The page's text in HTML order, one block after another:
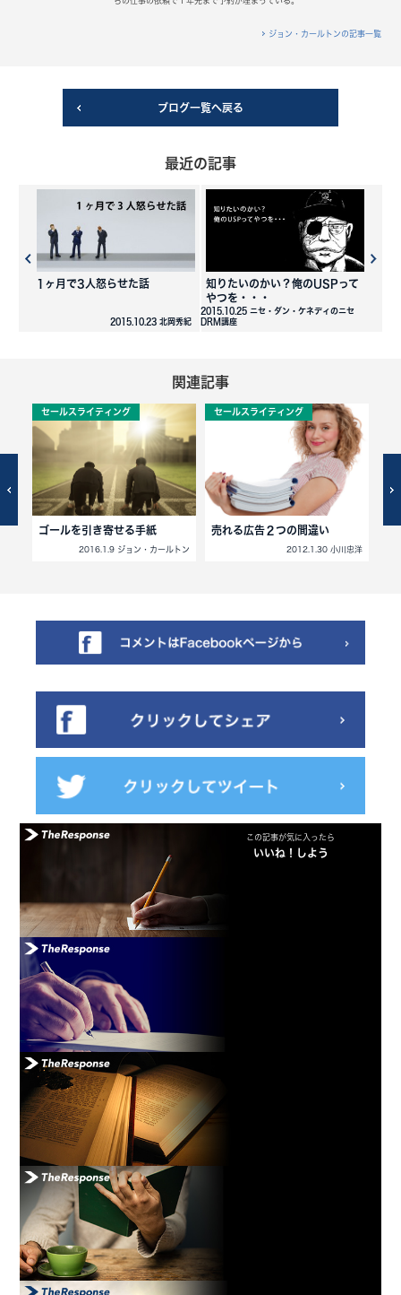
ジョン・カールトンの記事一覧
ブログ一覧へ戻る
最近の記事
1ヶ月で3人怒らせた話
2015.10.23 北岡秀紀
知りたいのかい？俺のUSPって
やつを・・・
2015.10.25 ニセ・ダン・ケネディのニセ
DRM講座
関連記事
セールスライティング
ゴールを引き寄せる手紙
2016.1.9 ジョン・カールトン
セールスライティング
売れる広告２つの間違い
2012.1.30 小川忠洋
この記事が気に入ったら
いいね！しよう